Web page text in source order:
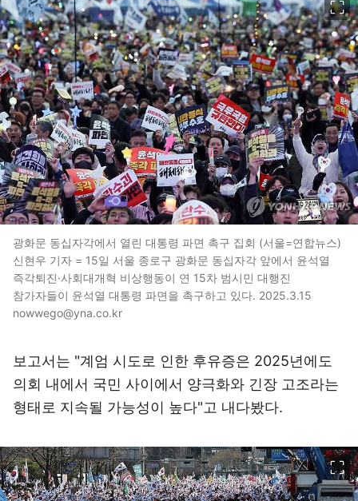
광화문 동십자각에서 열린 대통령 파면 촉구 집회 (서울=연합뉴스)
신현우 기자 = 15일 서울 종로구 광화문 동십자각 앞에서 윤석열
즉각퇴진·사회대개혁 비상행동이 연 15차 범시민 대행진
참가자들이 윤석열 대통령 파면을 촉구하고 있다. 2025.3.15
nowwego@yna.co.kr
보고서는 "계엄 시도로 인한 후유증은 2025년에도
의회 내에서 국민 사이에서 양극화와 긴장 고조라는
형태로 지속될 가능성이 높다"고 내다봤다.